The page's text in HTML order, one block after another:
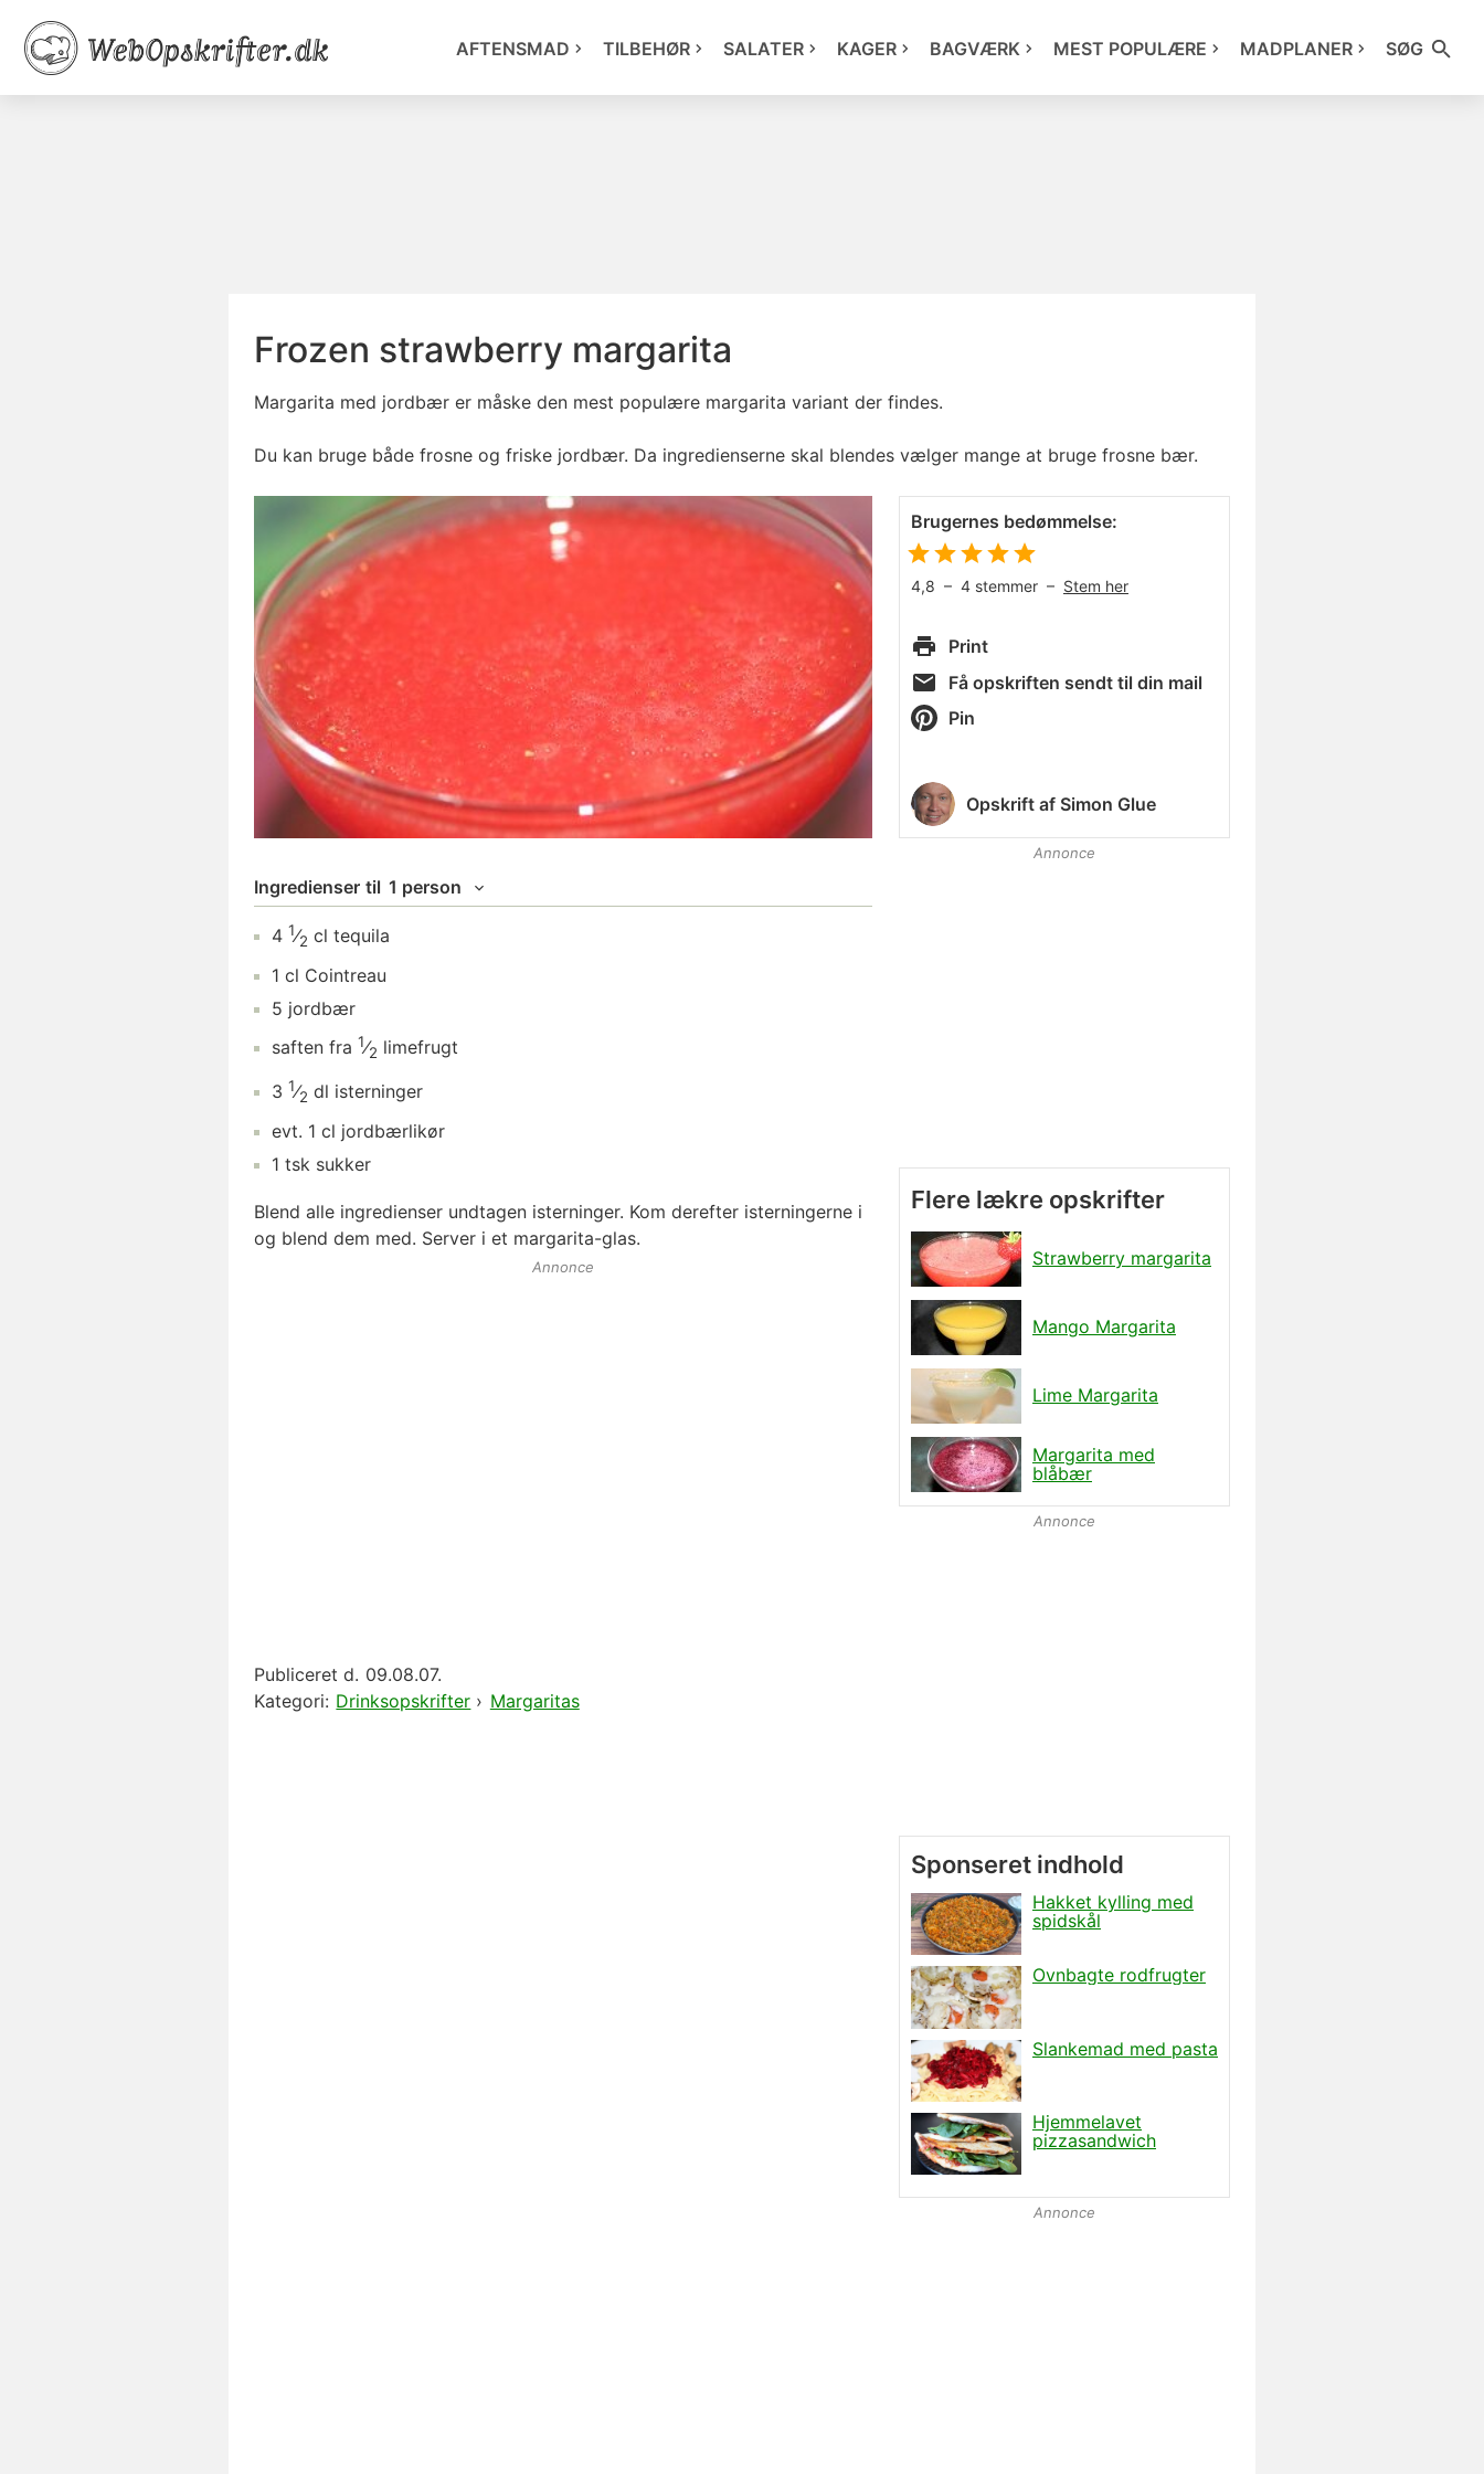
AFTENSMAD TILBEHØR SALATER KAGER BAGVÆRK MEST POPULÆRE MADPLANER SØG
Frozen strawberry margarita
Margarita med jordbær er måske den mest populære margarita variant der findes.
Du kan bruge både frosne og friske jordbær. Da ingredienserne skal blendes vælger mange at bruge frosne bær.
Ingredienser til 1 person
4 1⁄2 cl tequila
1 cl Cointreau
5 jordbær
saften fra 1⁄2 limefrugt
3 1⁄2 dl isterninger
evt. 1 cl jordbærlikør
1 tsk sukker
Blend alle ingredienser undtagen isterninger. Kom derefter isterningerne i
og blend dem med. Server i et margarita-glas.
Annonce
Publiceret d. 09.08.07.
Kategori: Drinksopskrifter › Margaritas
Brugernes bedømmelse:
4,8 – 4 stemmer – Stem her
Print
Få opskriften sendt til din mail
Pin
Opskrift af Simon Glue
Annonce
Flere lækre opskrifter
Strawberry margarita
Mango Margarita
Lime Margarita
Margarita med
blåbær
Annonce
Annonce